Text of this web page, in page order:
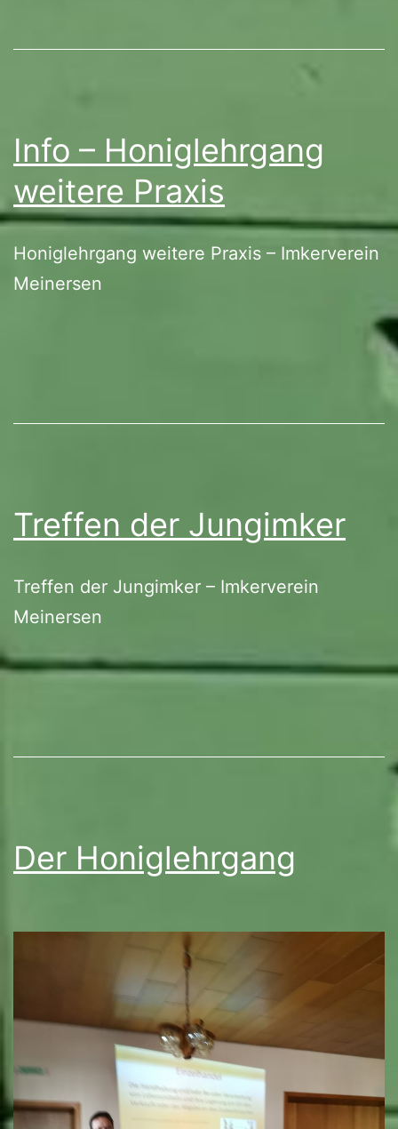
Info – Honiglehrgang
weitere Praxis
Honiglehrgang weitere Praxis – Imkerverein
Meinersen
Treffen der Jungimker
Treffen der Jungimker – Imkerverein
Meinersen
Der Honiglehrgang